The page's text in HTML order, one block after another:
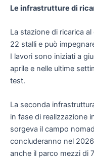
Le infrastrutture di
La stazione di ricarica
22 stalli e può
I lavori sono iniziati a
aprile e nelle ultime
test.
La seconda
in fase di realizzazione
sorgeva il campo
concluderanno nel
anche il parco mezzi di